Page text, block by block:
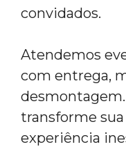
convidados.
Atendemos
com entrega,
transforme
experiência